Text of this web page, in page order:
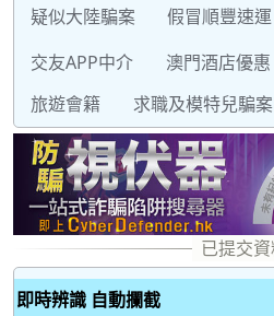
疑似大陸騙案
假冒順豐速運
交友APP中介
澳門酒店優惠
旅遊會籍
求職及模特兒騙案
即時辨識 自動攔截